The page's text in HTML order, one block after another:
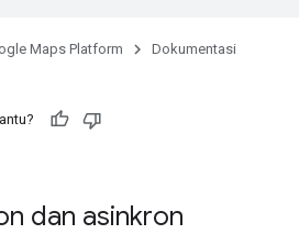
Maps Platform
Dokumentasi
dan asinkron